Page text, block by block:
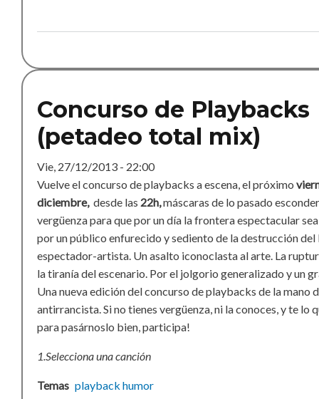
Concurso de Playbacks
(petadeo total mix)
Vie, 27/12/2013 - 22:00
Vuelve el concurso de playbacks a escena, el próximo
diciembre,desde las 22h,máscaras de lo pasado
vergüenza para que por un día la frontera espectacular
por un público enfurecido y sediento de la destrucción
espectador-artista. Un asalto iconoclasta al arte. La
la tiranía del escenario. Por el jolgorio generalizado y un
Una nueva edición del concurso de playbacks de la mano
antirrancista. Si no tienes vergüenza, ni la conoces, y te lo
para pasárnoslo bien, participa!
1.Selecciona una canción
Temas playback humor